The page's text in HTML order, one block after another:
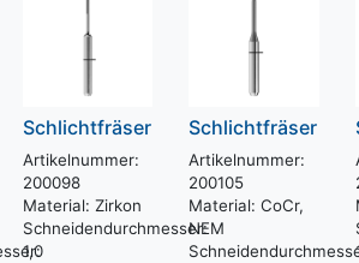
Schlichtfräser
Artikelnummer:
200098
Material: Zirkon
Schneidendurchmesser:
1,0
Schlichtfräser
Artikelnummer:
200105
Material: CoCr,
NEM